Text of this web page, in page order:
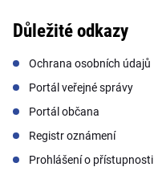
Důležité odkazy
Ochrana osobních údajů
Portál veřejné správy
Portál občana
Registr oznámení
Prohlášení o přístupnosti